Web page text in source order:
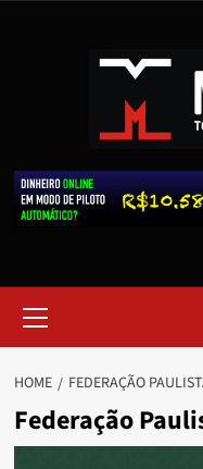
HOME FEDERAÇÃO
Federação